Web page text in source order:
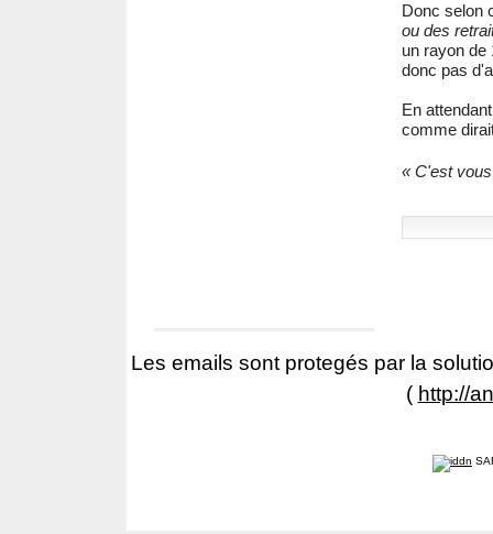
Donc selon
ou des
un rayon
donc pas
En
comme
« C'est
Les emails sont protegés par la
( http://